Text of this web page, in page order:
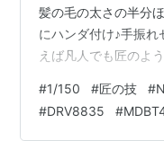
髪の毛の太さの半分
にハンダ付け♪手振
えば凡人でも匠のよ
ら↓https://t.co/
pic.twitter.com/
#1/150 #匠の技 #
#DRV8835 #